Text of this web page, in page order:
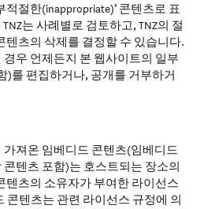
적절한(inappropriate)’ 콘텐츠로 표
는 사례별로 검토하고, TNZ의 절
텐츠의 삭제를 결정할 수 있습니다.
우 언제든지 본 웹사이트의 일부
)를 편집하거나, 공개를 거부하거
져온 임베디드 콘텐츠(임베디드
텐츠 포함)는 호스트되는 장소의
텐츠의 소유자가 부여한 라이선스
콘텐츠는 관련 라이선스 규정에 의